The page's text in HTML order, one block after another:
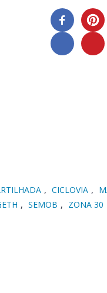
, CICLOVIA ,
, SEMOB , ZONA 30